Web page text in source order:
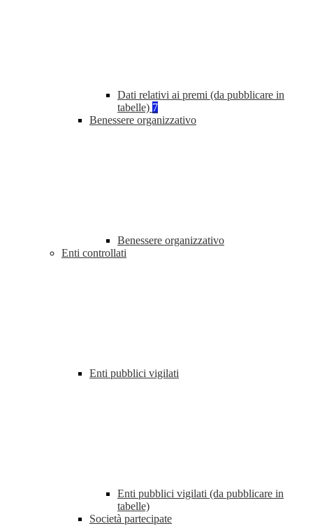
Dati relativi ai premi (da pubblicare in
tabelle) 7
Benessere organizzativo
Benessere organizzativo
Enti controllati
Enti pubblici vigilati
Enti pubblici vigilati (da pubblicare in
tabelle)
Società partecipate